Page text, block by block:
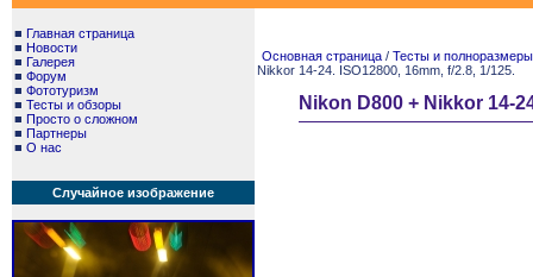
■ Главная страница
■ Новости
■ Галерея
■ Форум
■ Фототуризм
■ Тесты и обзоры
■ Просто о сложном
■ Партнеры
■ О нас
Случайное изображение
Основная страница / Тесты и
Nikkor 14-24. ISO12800, 16mm, f/2.8, 1/125.
Nikon D800 + Nikkor 14-